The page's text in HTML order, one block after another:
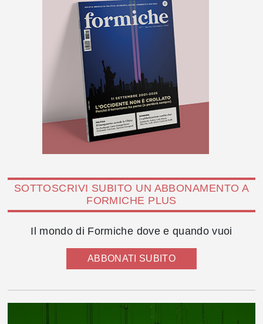
SOTTOSCRIVI SUBITO UN ABBONAMENTO A
FORMICHE PLUS
Il mondo di Formiche dove e quando vuoi
ABBONATI SUBITO